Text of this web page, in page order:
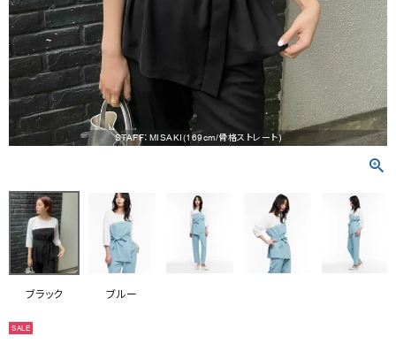
COMING SOON
TOPICS
JOURNAL
INFORMATION
はじめてご利用の方へ
お問い合わせ
STAFF：MISAKI(169cm/骨格ストレート)
ブラック ブルー
SALE